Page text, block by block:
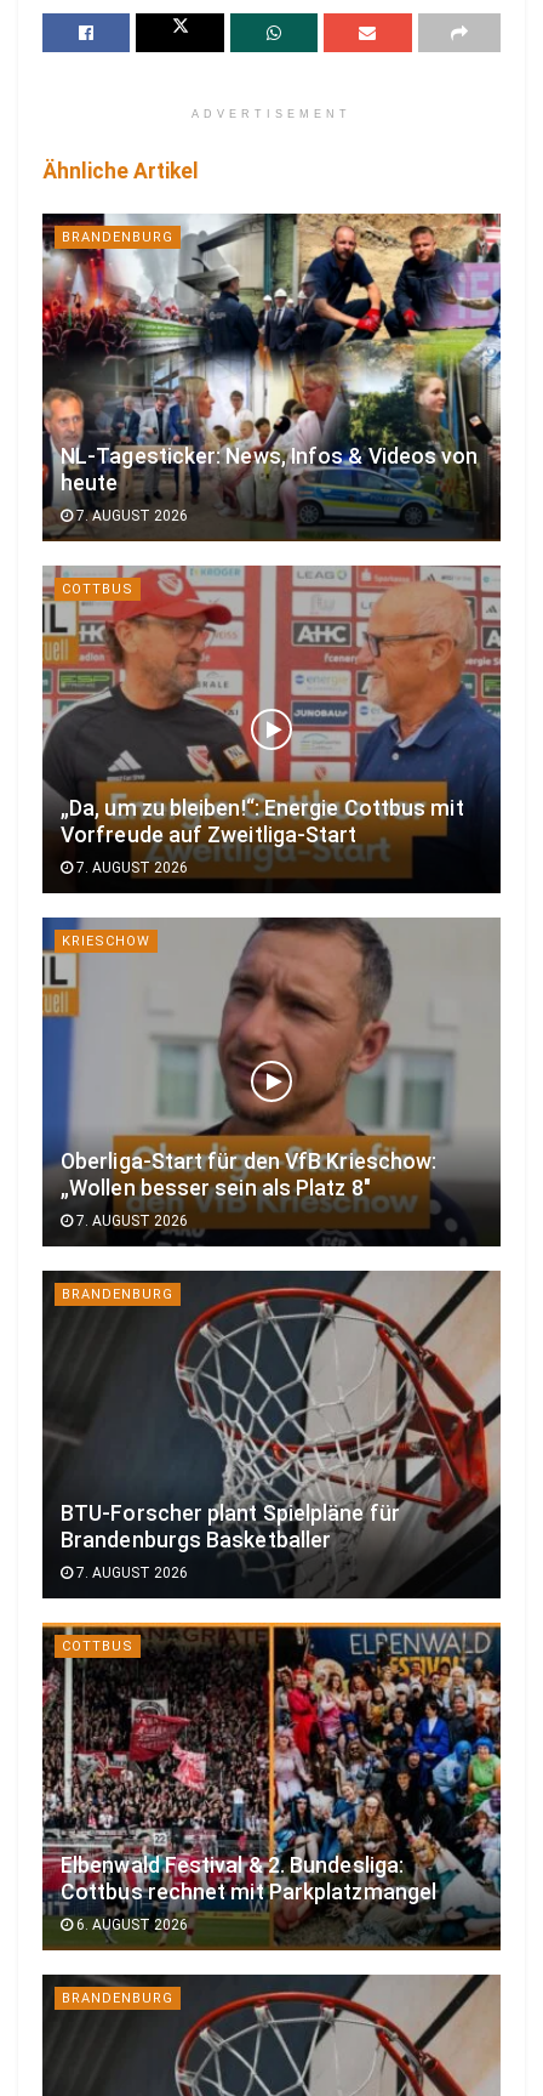
ADVERTISEMENT
Ähnliche Artikel
BRANDENBURG
NL-Tagesticker: News, Infos & Videos von
heute
7. AUGUST 2026
COTTBUS
„Da, um zu bleiben!“: Energie Cottbus mit
Vorfreude auf Zweitliga-Start
7. AUGUST 2026
KRIESCHOW
Oberliga-Start für den VfB Krieschow:
„Wollen besser sein als Platz 8″
7. AUGUST 2026
BRANDENBURG
BTU-Forscher plant Spielpläne für
Brandenburgs Basketballer
7. AUGUST 2026
COTTBUS
Elbenwald Festival & 2. Bundesliga:
Cottbus rechnet mit Parkplatzmangel
6. AUGUST 2026
BRANDENBURG